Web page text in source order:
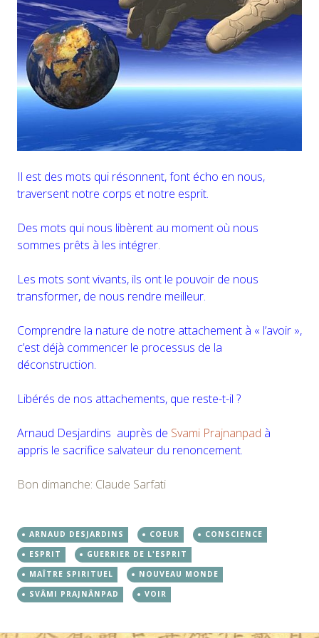
Il est des mots qui résonnent, font écho en nous,
traversent notre corps et notre esprit.
Des mots qui nous libèrent au moment où nous
sommes prêts à les intégrer.
Les mots sont vivants, ils ont le pouvoir de nous
transformer, de nous rendre meilleur.
Comprendre la nature de notre attachement à « l’avoir »,
c’est déjà commencer le processus de la
déconstruction.
Libérés de nos attachements, que reste-t-il ?
Arnaud Desjardins auprès de Svami Prajnanpad à
appris le sacrifice salvateur du renoncement.
Bon dimanche: Claude Sarfati
ARNAUD DESJARDINS COEUR
CONSCIENCE
ESPRIT
GUERRIER DE L'ESPRIT
MAÎTRE SPIRITUEL
NOUVEAU MONDE
SVÂMI PRAJNÂNPAD
VOIR